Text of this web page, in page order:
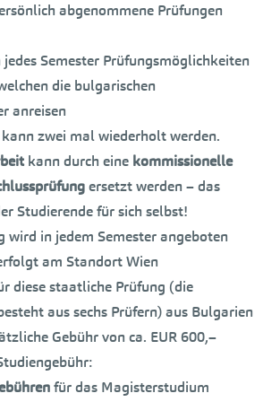
abgenommene Prüfungen
Semester Prüfungsmöglichkeiten
die bulgarischen
anreisen
zwei mal wiederholt werden.
kann durch eine kommissionelle
ersetzt werden – das
Studierende für sich selbst!
wird in jedem Semester angeboten
am Standort Wien
diese staatliche Prüfung (die
aus sechs Prüfern) aus Bulgarien
Gebühr von ca. EUR 600,–
für das Magisterstudium